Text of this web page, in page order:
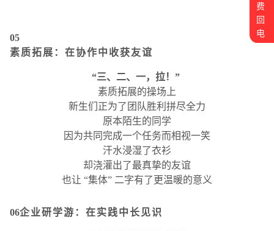
05
素质拓展：在协作中收获友谊
“三、二、一，拉！”
素质拓展的操场上
新生们正为了团队胜利拼尽全力
原本陌生的同学
因为共同完成一个任务而相视一笑
汗水浸湿了衣衫
却浇灌出了最真挚的友谊
也让 “集体” 二字有了更温暖的意义
06企业研学游：在实践中长见识
费
回
电